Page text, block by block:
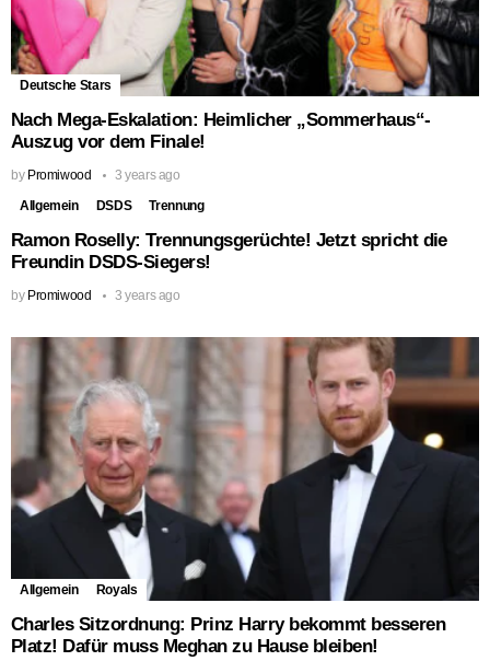
Deutsche Stars
Nach Mega-Eskalation: Heimlicher „Sommerhaus“-
Auszug vor dem Finale!
by Promiwood
3 years ago
Allgemein
DSDS Trennung
Ramon Roselly: Trennungsgerüchte! Jetzt spricht die
Freundin DSDS-Siegers!
by Promiwood 3 years ago
Allgemein Royals
Charles Sitzordnung: Prinz Harry bekommt besseren
Platz! Dafür muss Meghan zu Hause bleiben!